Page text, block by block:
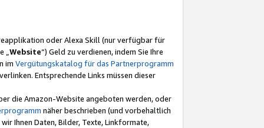
oder Alexa Skill (nur verfügbar für
Website“) Geld zu verdienen, indem Sie Ihre
im Vergütungskatalog für das Partnerprogramm
Entsprechende Links müssen dieser
die Amazon-Website angeboten werden, oder
näher beschrieben (und vorbehaltlich
Ihnen Daten, Bilder, Texte, Linkformate,